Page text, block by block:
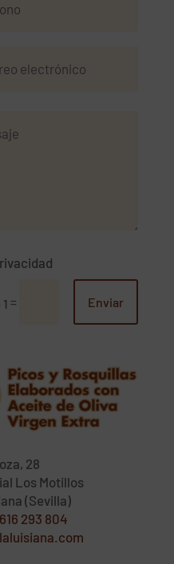
= Enviar
28
Los Motillos
(Sevilla)
616 293 804